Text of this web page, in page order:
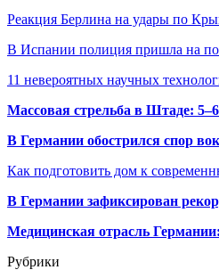
Реакция Берлина на удары по
В Испании полиция пришла на
11 невероятных научных
Массовая стрельба в Штаде:
В Германии обострился спор
Как подготовить дом к
В Германии зафиксирован
Медицинская отрасль
Рубрики